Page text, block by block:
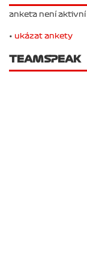
anketa není aktivní
• ukázat ankety
TEAMSPEAK